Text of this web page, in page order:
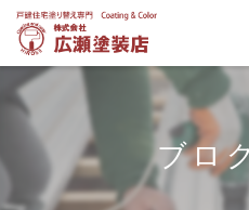
ブロ